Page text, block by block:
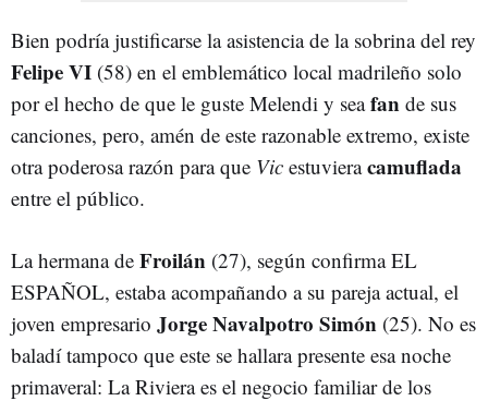
Bien podría justificarse la asistencia de la sobrina del rey
Felipe VI (58) en el emblemático local madrileño solo
por el hecho de que le guste Melendi y seafan de sus
canciones, pero, amén de este razonable extremo, existe
otra poderosa razón para que Vic estuvieracamuflada
entre el público.
La hermana de Froilán (27), según confirma EL
ESPAÑOL, estaba acompañando a su pareja actual, el
joven empresario Jorge Navalpotro Simón (25). No es
baladí tampoco que este se hallara presente esa noche
primaveral: La Riviera es el negocio familiar de los